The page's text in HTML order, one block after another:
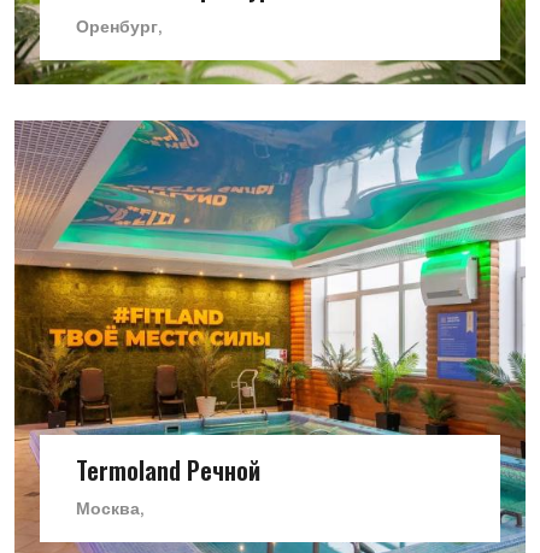
Оренбург,
Termoland Речной
Москва,